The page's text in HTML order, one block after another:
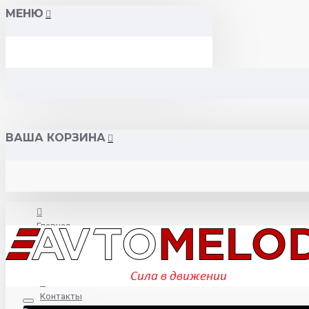
МЕНЮ
ВАША КОРЗИНА
Главная
О нас
Контакты